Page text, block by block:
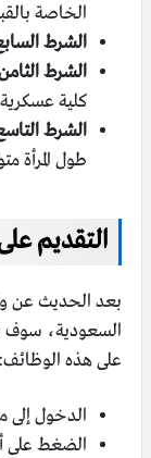
الخاصة
الشرط
الشرط
كلية
الشرط
طول المرأة
التقديم
بعد الحديث عن
السعودية، سوف
على هذه الوظائف:
الدخول
الضغط على